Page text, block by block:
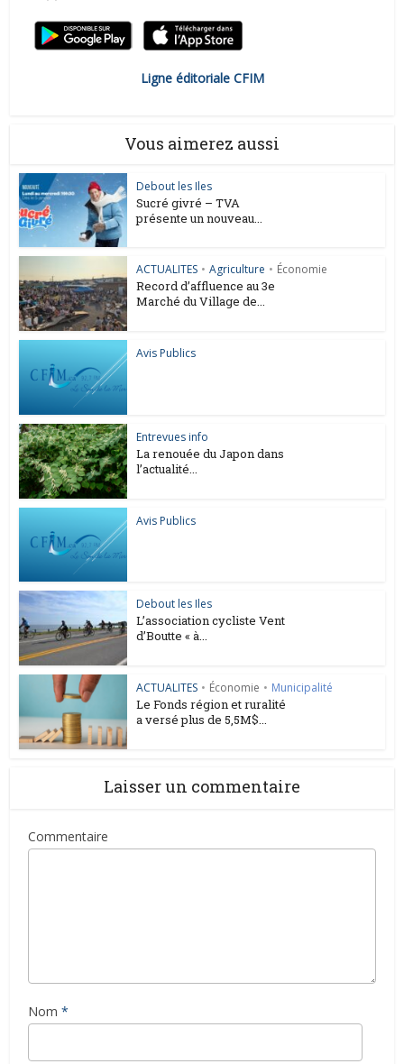
Ligne éditoriale CFIM
Vous aimerez aussi
Debout les Iles
Sucré givré – TVA
présente un nouveau...
ACTUALITES • Agriculture • Économie
Record d’affluence au 3e
Marché du Village de...
Avis Publics
Entrevues info
La renouée du Japon dans
l’actualité...
Avis Publics
Debout les Iles
L’association cycliste Vent
d’Boutte « à...
ACTUALITES • Économie • Municipalité
Le Fonds région et ruralité
a versé plus de 5,5M$...
Laisser un commentaire
Commentaire
Nom *